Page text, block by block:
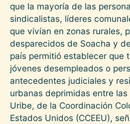
que la mayoría de las
sindicalistas, líderes
que vivían en zonas rurales,
desparecidos de Soacha y
país permitió establecer que
jóvenes desempleados o
antecedentes judiciales y
urbanas deprimidas entre
Uribe, de la Coordinación
Estados Unidos (CCEEU),